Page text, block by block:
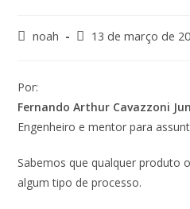
noah 13 de março de
Por:
Fernando Arthur Cavazzoni
Engenheiro e mentor para
Sabemos que qualquer produto
algum tipo de processo.